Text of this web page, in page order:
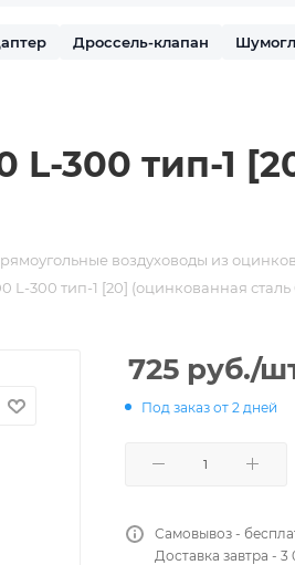
Дроссель-клапан
L-300 тип-1
воздуховоды из
L-300 тип-1 [20] (оцинкованная
725 руб./
Под заказ от 2 дней
Самовывоз -
Доставка завтра - 3